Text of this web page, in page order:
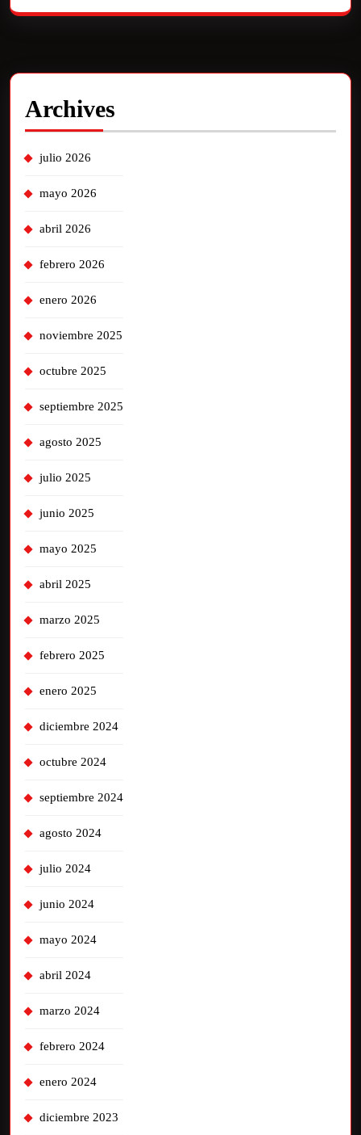
Archives
julio 2026
mayo 2026
abril 2026
febrero 2026
enero 2026
noviembre 2025
octubre 2025
septiembre 2025
agosto 2025
julio 2025
junio 2025
mayo 2025
abril 2025
marzo 2025
febrero 2025
enero 2025
diciembre 2024
octubre 2024
septiembre 2024
agosto 2024
julio 2024
junio 2024
mayo 2024
abril 2024
marzo 2024
febrero 2024
enero 2024
diciembre 2023